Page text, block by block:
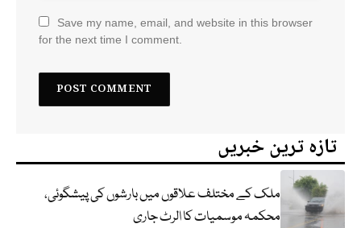
Save my name, email, and website in this browser
for the next time I comment.
تازہ ترین خبریں
ملک کے مختلف علاقوں میں بارشوں کی پیشگوئی،
محکمہ موسمیات کا الرٹ جاری